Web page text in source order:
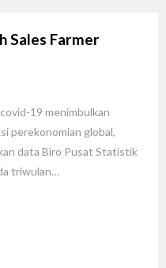
Sales Farmer
19 menimbulkan
perekonomian global,
data Biro Pusat Statistik
triwulan…